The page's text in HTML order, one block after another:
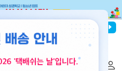
파이디온선교회